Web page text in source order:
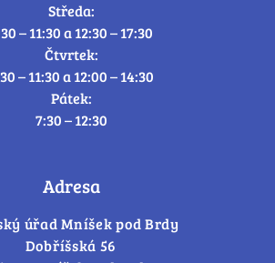
Středa:
– 11:30 a 12:30 – 17:30
Čtvrtek:
– 11:30 a 12:00 – 14:30
Pátek:
7:30 – 12:30
Adresa
úřad Mníšek pod Brdy
Dobříšská 56